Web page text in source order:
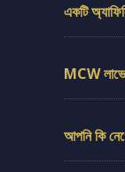
একটি
MCW
আপনি কি